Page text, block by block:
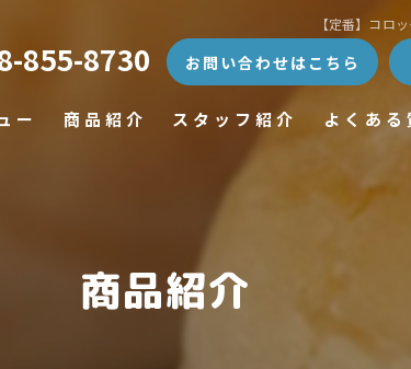
【定番】コロ
855-8730 お問い合わせはこちら
ー 商品紹介 スタッフ紹介 よくあ
商品紹介